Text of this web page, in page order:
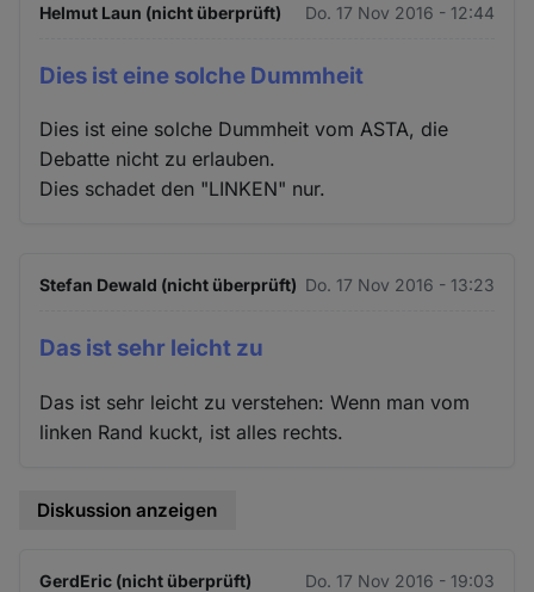
Helmut Laun (nicht überprüft) Do. 17 Nov 2016 - 12:44
Dies ist eine solche Dummheit
Dies ist eine solche Dummheit vom ASTA, die
Debatte nicht zu erlauben.
Dies schadet den "LINKEN" nur.
Stefan Dewald (nicht überprüft) Do. 17 Nov 2016 - 13:23
Das ist sehr leicht zu
Das ist sehr leicht zu verstehen: Wenn man vom
linken Rand kuckt, ist alles rechts.
Diskussion anzeigen
GerdEric (nicht überprüft) Do. 17 Nov 2016 - 19:03